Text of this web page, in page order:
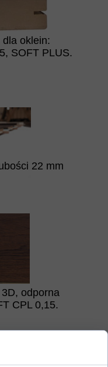
oklein:
SOFT PLUS.
odporna
CPL 0,15.
22 mm